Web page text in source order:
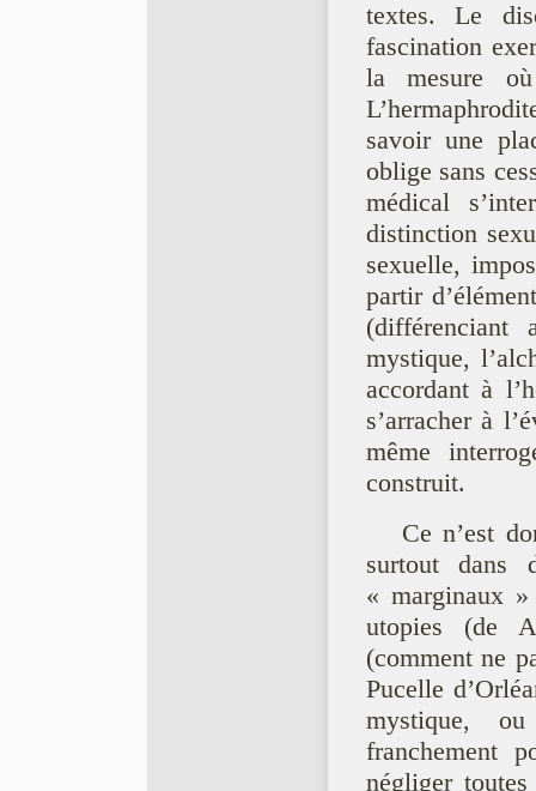
textes. Le
fascination
la mesure
savoir une
oblige sans
médical
distinction
sexuelle,
partir
mystique,
accordant à
s’arracher à
même
construit.
Ce n’est
surtout dans
« marginaux
utopies (de
(comment ne
Pucelle
mystique,
franchement
négliger